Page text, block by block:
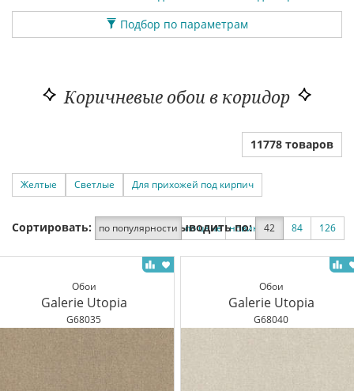
Подбор по параметрам
Коричневые обои в коридор
11778 товаров
Желтые Светлые Для прихожей под кирпич
Сортировать: по популярности по цене новинки по скидке
Выводить по: 42 84 126
Обои
Galerie Utopia
G68035
Обои
Galerie Utopia
G68040